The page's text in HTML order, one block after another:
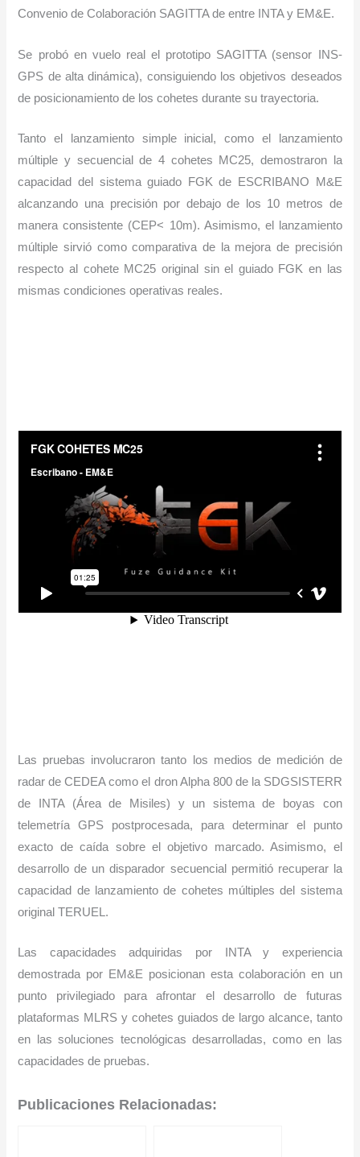
Convenio de Colaboración SAGITTA de entre INTA y EM&E.
Se probó en vuelo real el prototipo SAGITTA (sensor INS-
GPS de alta dinámica), consiguiendo los objetivos deseados
de posicionamiento de los cohetes durante su trayectoria.
Tanto el lanzamiento simple inicial, como el lanzamiento
múltiple y secuencial de 4 cohetes MC25, demostraron la
capacidad del sistema guiado FGK de ESCRIBANO M&E
alcanzando una precisión por debajo de los 10 metros de
manera consistente (CEP< 10m). Asimismo, el lanzamiento
múltiple sirvió como comparativa de la mejora de precisión
respecto al cohete MC25 original sin el guiado FGK en las
mismas condiciones operativas reales.
Las pruebas involucraron tanto los medios de medición de
radar de CEDEA como el dron Alpha 800 de la SDGSISTERR
de INTA (Área de Misiles) y un sistema de boyas con
telemetría GPS postprocesada, para determinar el punto
exacto de caída sobre el objetivo marcado. Asimismo, el
desarrollo de un disparador secuencial permitió recuperar la
capacidad de lanzamiento de cohetes múltiples del sistema
original TERUEL.
Las capacidades adquiridas por INTA y experiencia
demostrada por EM&E posicionan esta colaboración en un
punto privilegiado para afrontar el desarrollo de futuras
plataformas MLRS y cohetes guiados de largo alcance, tanto
en las soluciones tecnológicas desarrolladas, como en las
capacidades de pruebas.
Publicaciones Relacionadas: